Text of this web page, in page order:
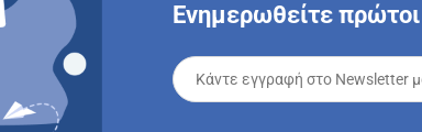
Ενημερωθείτε πρώτοι